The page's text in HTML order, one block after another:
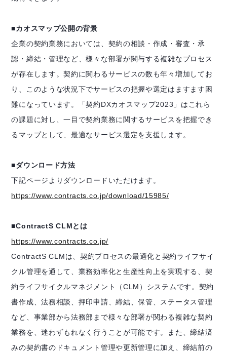
■カオスマップ公開の背景
企業の契約業務においては、契約の相談・作成・審査・承
認・締結・管理など、様々な部署が関与する複雑なプロセス
が存在します。契約に関わるサービスの数も年々増加してお
り、このような状況下でサービスの把握や選定はますます困
難になっています。「契約DXカオスマップ2023」はこれら
の課題に対し、一目で契約業務に関するサービスを把握でき
るマップとして、最適なサービス選定を支援します。
■ダウンロード方法
下記ページよりダウンロードいただけます。
https://www.contracts.co.jp/download/15985/
■ContractS CLMとは
https://www.contracts.co.jp/
ContractS CLMは、契約プロセスの最適化と契約ライフサイ
クル管理を通して、業務効率化と生産性向上を実現する、契
約ライフサイクルマネジメント（CLM）システムです。契約
書作成、法務相談、押印申請、締結、保管、ステータス管理
など、事業部から法務部まで様々な部署が関わる複雑な契約
業務を、迷わずもれなく行うことが可能です。また、締結済
みの契約書のドキュメント管理や更新管理に加え、締結前の